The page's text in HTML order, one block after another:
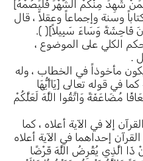
شَهِدَ مِنْكُمْ الشَّهْرَ فَلْيَصُمْهُ]
وسنة وإجماعاً وعقلاً ، قال
فَاحِشَةً وَسَاءَ سَبِيلاً]( ).
الكلي على الموضوع ،
.
مأخوذاً في الخطاب ، وله
في قوله تعالى [يَاأَيُّهَا
مُضَاعَفَةً وَاتَّقُوا اللَّهَ لَعَلَّكُمْ
إلا في الآية أعلاه ، كما
إحداهما في الآية أعلاه
ذَا الَّذِي يُقْرِضُ اللَّهَ قَرْضًا